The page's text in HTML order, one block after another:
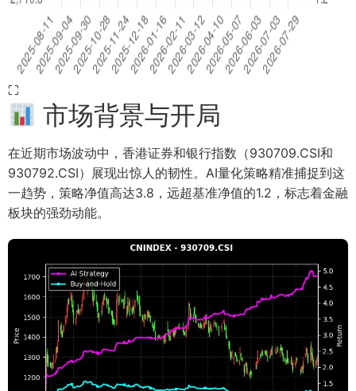
⛶
市场背景与开局
在近期市场波动中，香港证券和银行指数（930709.CSI和
930792.CSI）展现出惊人的韧性。AI量化策略精准捕捉到这
一趋势，策略净值高达3.8，远超基准净值的1.2，标志着金融
板块的强劲动能。